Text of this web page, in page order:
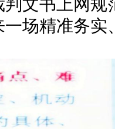
文书上网
场精准务